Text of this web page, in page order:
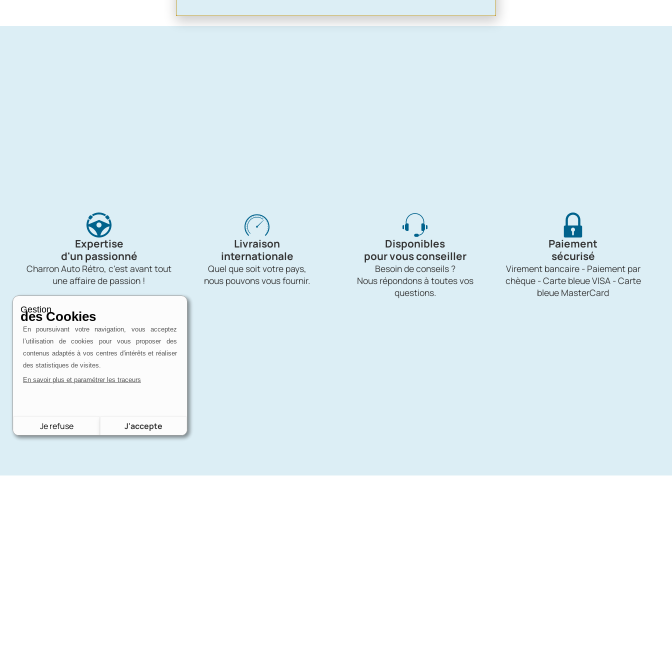
Expertise
d'un passionné
Charron Auto Rétro, c'est avant tout
une affaire de passion !
Livraison
internationale
Quel que soit votre pays,
nous pouvons vous fournir.
Disponibles
pour vous conseiller
Besoin de conseils ?
Nous répondons à toutes vos
questions.
Paiement
sécurisé
Virement bancaire - Paiement par
chèque - Carte bleue VISA - Carte
bleue MasterCard
Gestion
des Cookies
En poursuivant votre navigation, vous acceptez
l’utilisation de cookies pour vous proposer des
contenus adaptés à vos centres d'intérêts et réaliser
des statistiques de visites.
En savoir plus et paramétrer les traceurs
Je refuse J'accepte